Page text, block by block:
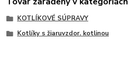
KOTLÍKOVÉ SÚPRAVY
Kotlíky s žiaruvzdor. kotlinou